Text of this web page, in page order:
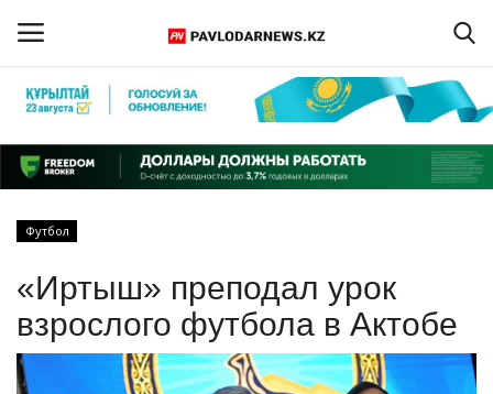
Регистрация
Главная
ПАВЛОДАРСКАЯ ОБЛАСТЬ
КАЗАХСТАН
Футбол
«Иртыш» преподал урок
взрослого футбола в Актобе